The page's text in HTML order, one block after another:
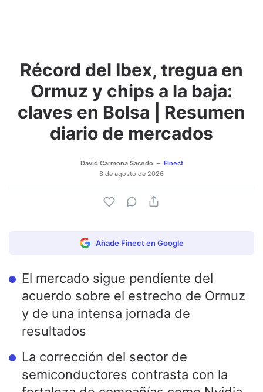
Adjuntar imagen Comentar
Récord del Ibex, tregua en
Ormuz y chips a la baja:
claves en Bolsa | Resumen
diario de mercados
David Carmona Sacedo
Finect
6 de agosto de 2026
Añade Finect en Google
El mercado sigue pendiente del
acuerdo sobre el estrecho de Ormuz
y de una intensa jornada de
resultados
La corrección del sector de
semiconductores contrasta con la